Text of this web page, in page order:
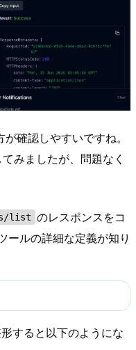
確認しやすいですね。
みましたが、問題なく
list のレスポンスをコ
ールの詳細な定義が知り
すると以下のようにな